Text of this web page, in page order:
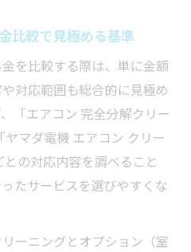
比較で見極める基準
を比較する際は、単に金額
対応範囲も総合的に見極め
「エアコン 完全分解クリー
マダ電機 エアコン クリー
の対応内容を調べること
たサービスを選びやすくな
ーニングとオプション（室